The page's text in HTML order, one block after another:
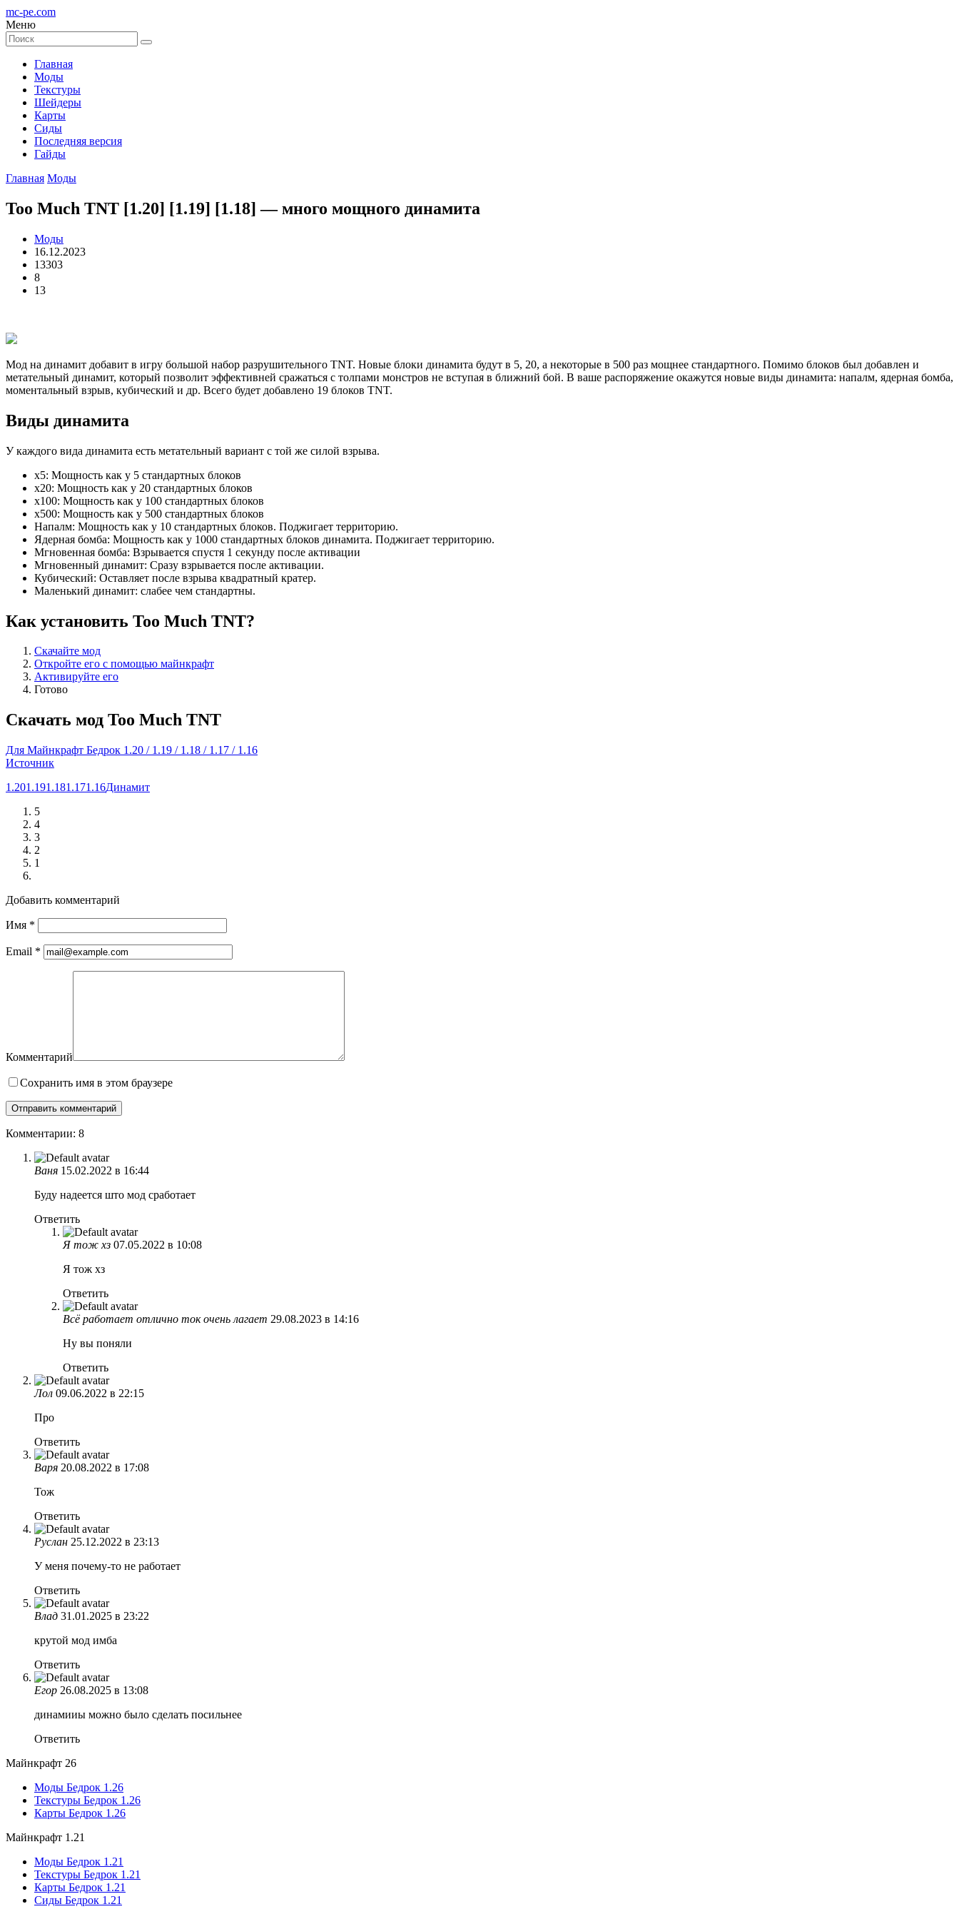
mc-pe.com
Меню
Главная
Моды
Текстуры
Шейдеры
Карты
Сиды
Последняя версия
Гайды
Главная Моды
Too Much TNT [1.20] [1.19] [1.18] — много мощного динамита
Моды
16.12.2023
13303
8
13
Мод на динамит добавит в игру большой набор разрушительного TNT. Новые блоки динамита будут в 5, 20, а некоторые в 500 раз мощнее стандартного. Помимо блоков был добавлен и
метательный динамит, который позволит эффективней сражаться с толпами монстров не вступая в ближний бой. В ваше распоряжение окажутся новые виды динамита: напалм, ядерная бомба,
моментальный взрыв, кубический и др. Всего будет добавлено 19 блоков TNT.
Виды динамита
У каждого вида динамита есть метательный вариант с той же силой взрыва.
x5: Мощность как у 5 стандартных блоков
x20: Мощность как у 20 стандартных блоков
x100: Мощность как у 100 стандартных блоков
x500: Мощность как у 500 стандартных блоков
Напалм: Мощность как у 10 стандартных блоков. Поджигает территорию.
Ядерная бомба: Мощность как у 1000 стандартных блоков динамита. Поджигает территорию.
Мгновенная бомба: Взрывается спустя 1 секунду после активации
Мгновенный динамит: Сразу взрывается после активации.
Кубический: Оставляет после взрыва квадратный кратер.
Маленький динамит: cлабее чем стандартны.
Как установить Too Much TNT?
Скачайте мод
Откройте его с помощью майнкрафт
Активируйте его
Готово
Скачать мод Too Much TNT
Для Майнкрафт Бедрок 1.20 / 1.19 / 1.18 / 1.17 / 1.16
Источник
1.201.191.181.171.16Динамит
5
4
3
2
1
Добавить комментарий
Имя *
Email *
Комментарий
Сохранить имя в этом браузере
Комментарии: 8
Ваня 15.02.2022 в 16:44
Буду надеется што мод сработает
Ответить
Я тож хз 07.05.2022 в 10:08
Я тож хз
Ответить
Всё работает отлично ток очень лагает 29.08.2023 в 14:16
Ну вы поняли
Ответить
Лол 09.06.2022 в 22:15
Про
Ответить
Варя 20.08.2022 в 17:08
Тож
Ответить
Руслан 25.12.2022 в 23:13
У меня почему-то не работает
Ответить
Влад 31.01.2025 в 23:22
крутой мод имба
Ответить
Егор 26.08.2025 в 13:08
динамииы можно было сделать посильнее
Ответить
Майнкрафт 26
Моды Бедрок 1.26
Текстуры Бедрок 1.26
Карты Бедрок 1.26
Майнкрафт 1.21
Моды Бедрок 1.21
Текстуры Бедрок 1.21
Карты Бедрок 1.21
Сиды Бедрок 1.21